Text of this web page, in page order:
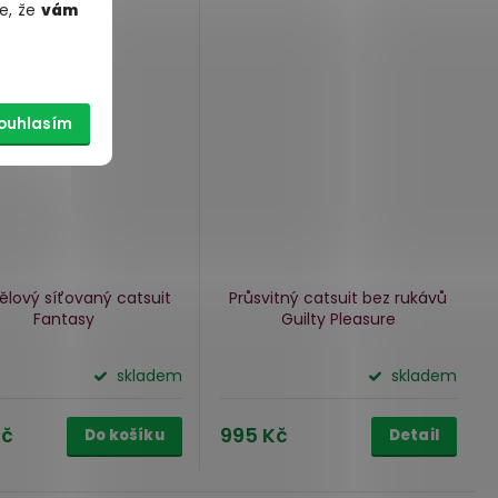
že vám
síťovaný catsuit
Fantasy
skladem
Do košíku
Průsvitný catsuit bez rukávů
Guilty Pleasure
skladem
995 Kč Detail